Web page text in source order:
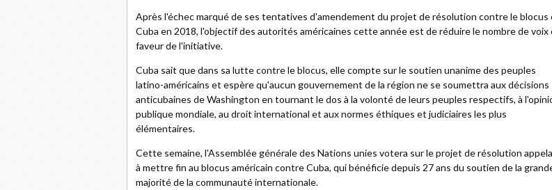
Après l'échec marqué de ses tentatives d'amendement du projet de résolution contre le blocus
Cuba en 2018, l'objectif des autorités américaines cette année est de réduire le nombre de voix
faveur de l'initiative.
Cuba sait que dans sa lutte contre le blocus, elle compte sur le soutien unanime des peuples
latino-américains et espère qu'aucun gouvernement de la région ne se soumettra aux décisions
anticubaines de Washington en tournant le dos à la volonté de leurs peuples respectifs, à
publique mondiale, au droit international et aux normes éthiques et judiciaires les plus
élémentaires.
Cette semaine, l'Assemblée générale des Nations unies votera sur le projet de résolution
à mettre fin au blocus américain contre Cuba, qui bénéficie depuis 27 ans du soutien de la
majorité de la communauté internationale.